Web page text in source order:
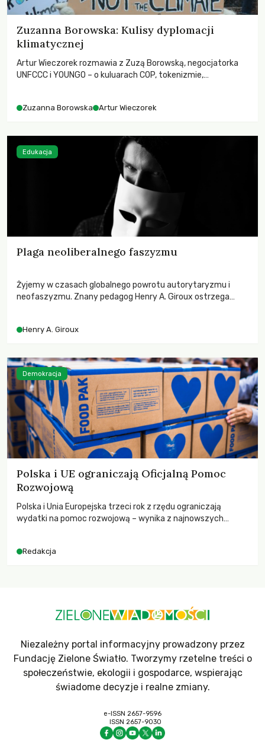
Zuzanna Borowska: Kulisy dyplomacji
klimatycznej
Artur Wieczorek rozmawia z Zuzą Borowską, negocjatorka
UNFCCC i YOUNGO – o kuluarach COP, tokenizmie,
Zuzanna Borowska Artur Wieczorek
Plaga neoliberalnego faszyzmu
Żyjemy w czasach globalnego powrotu autorytaryzmu i
neofaszyzmu. Znany pedagog Henry A. Giroux ostrzega
wychowają świadomych obywateli?
Henry A. Giroux
Edukacja
Polska i UE ograniczają Oficjalną Pomoc
Rozwojową
Polska i Unia Europejska trzeci rok z rzędu ograniczają
wydatki na pomoc rozwojową – wynika z najnowszych
odnotowano największe tąpnięcie ODA w historii. Jakie będą
Redakcja
Demokracja
Niezależny portal informacyjny prowadzony przez
Fundację Zielone Światło. Tworzymy rzetelne treści o
społeczeństwie, ekologii i gospodarce, wspierając
świadome decyzje i realne zmiany.
e-ISSN 2657-9596
ISSN 2657-9030